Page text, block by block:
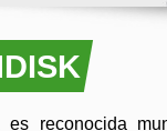
reconocida